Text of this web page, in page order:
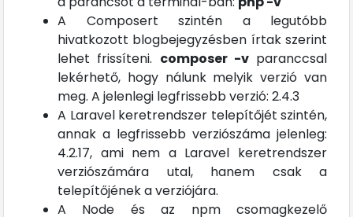
A Composert szintén a legutóbb
hivatkozott blogbejegyzésben írtak szerint
lehet frissíteni. composer -vparanccsal
lekérhető, hogy nálunk melyik verzió van
meg. A jelenlegi legfrissebb verzió: 2.4.3
A Laravel keretrendszer telepítőjét szintén,
annak a legfrissebb verziószáma jelenleg:
4.2.17, ami nem a Laravel keretrendszer
verziószámára utal, hanem csak a
telepítőjének a verziójára.
A Node és az npm csomagkezelő